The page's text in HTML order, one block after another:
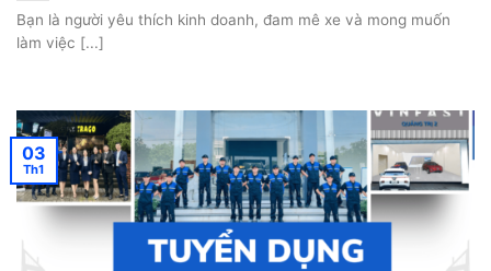
Bạn là người yêu thích kinh doanh, đam mê xe và mong muốn
làm việc [...]
03
Th1